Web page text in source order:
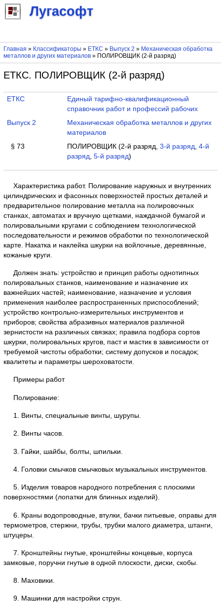
Лугасофт
Главная » Классификаторы » ЕТКС » Выпуск 2 » Механическая обработка
металлов и других материалов» ПОЛИРОВЩИК (2-й разряд)
ЕТКС. ПОЛИРОВЩИК (2-й разряд)
ЕТКС
Единый тарифно-квалификационный
справочник работ и профессий рабочих
Выпуск 2
Механическая обработка металлов и других
материалов
§ 73
ПОЛИРОВЩИК (2-й разряд, 3-й разряд 4-й
разряд 5-й разряд)
Характеристика работ. Полирование наружных и внутренних
цилиндрических и фасонных поверхностей простых деталей и
предварительное полирование металла на полировочных
станках, автоматах и вручную щетками, наждачной бумагой и
полировальными кругами с соблюдением технологической
последовательности и режимов обработки по технологической
карте. Накатка и наклейка шкурки на войлочные, деревянные,
кожаные круги.
Должен знать: устройство и принцип работы однотипных
полировальных станков, наименование и назначение их
важнейших частей; наименование, назначение и условия
применения наиболее распространенных приспособлений;
устройство контрольно-измерительных инструментов и
приборов; свойства абразивных материалов различной
зернистости на различных связках; правила подбора сортов
шкурки, полировальных кругов, паст и мастик в зависимости от
требуемой чистоты обработки; систему допусков и посадок;
квалитеты и параметры шероховатости.
Примеры работ
Полирование:
1. Винты, специальные винты, шурупы.
2. Винты часов.
3. Гайки, шайбы, болты, шпильки.
4. Головки смычков смычковых музыкальных инструментов.
5. Изделия товаров народного потребления с плоскими
поверхностями (лопатки для блинных изделий).
6. Краны водопроводные, втулки, бачки питьевые, оправы для
термометров, стержни, трубы, трубки малого диаметра, штанги,
штуцеры.
7. Кронштейны гнутые, кронштейны концевые, корпуса
замковые, поручни гнутые в одной плоскости, диски, скобы.
8. Маховики.
9. Машинки для настройки струн.